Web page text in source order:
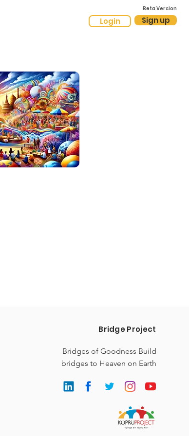
Login Sign up
Beta Version
Bridge Project
Bridges of Goodness Build
bridges to Heaven on Earth